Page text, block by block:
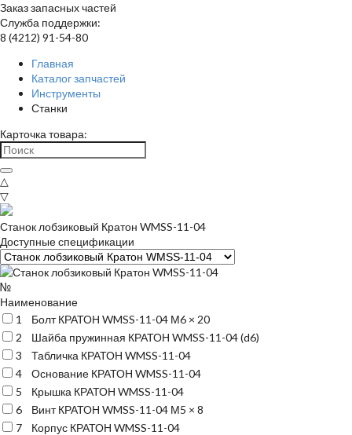
Заказ запасных частей
Служба поддержки:
8 (4212) 91-54-80
Главная
Каталог запчастей
Инструменты
Станки
Карточка товара:
△
▽
Станок лобзиковый Кратон WMSS-11-04
Доступные спецификации
№
Наименование
1
Болт КРАТОН WMSS-11-04 М6 × 20
2
Шайба пружинная КРАТОН WMSS-11-04 (d6)
3
Табличка КРАТОН WMSS-11-04
4
Основание КРАТОН WMSS-11-04
5
Крышка КРАТОН WMSS-11-04
6
Винт КРАТОН WMSS-11-04 М5 × 8
7
Корпус КРАТОН WMSS-11-04